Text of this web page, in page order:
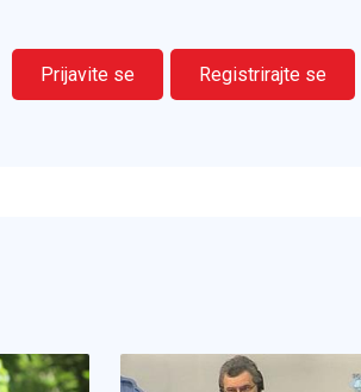
Prijavite se Registrirajte se